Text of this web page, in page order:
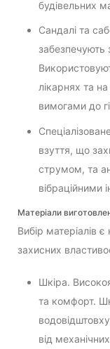
будівельних
Сандалі та
забезпечують
лікарнях та
вимогами до
взуття, що
струмом, та
вібраційними
Матеріали
Вибір матеріалів
захисних
Шкіра.
та комфорт.
від